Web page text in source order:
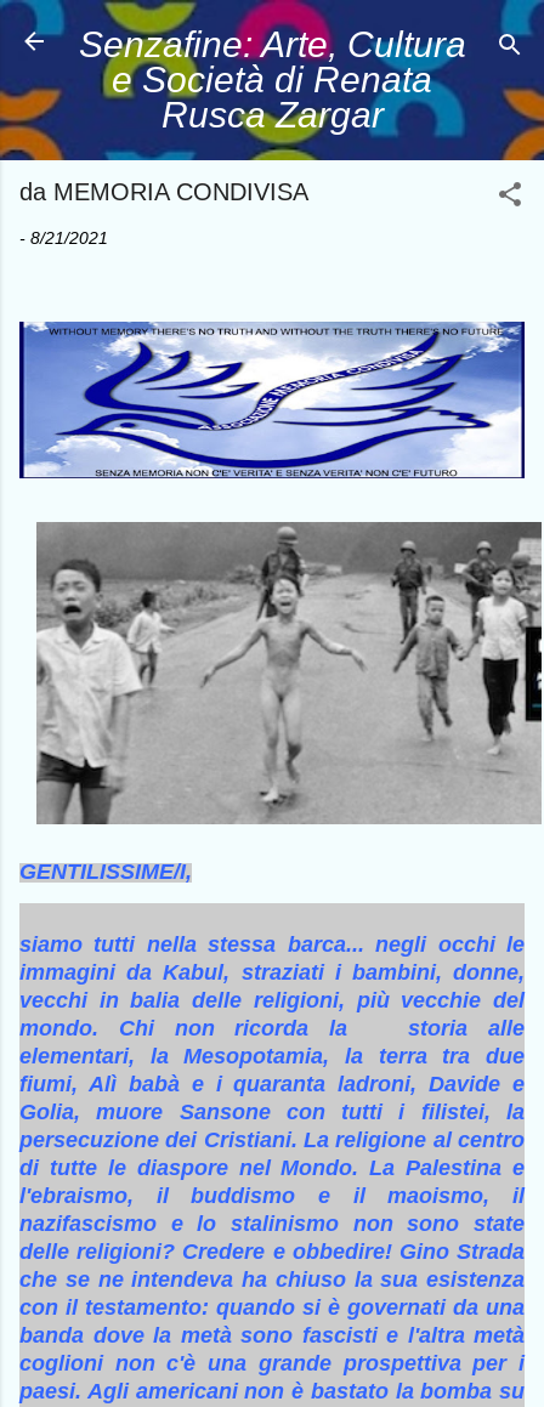
Passa ai contenuti principali
Senzafine: Arte, Cultura
e Società di Renata
Rusca Zargar
da MEMORIA CONDIVISA
- 8/21/2021
GENTILISSIME/I,
siamo tutti nella stessa barca... negli occhi le
immagini da Kabul, straziati i bambini, donne,
vecchi in balia delle religioni, più vecchie del
mondo. Chi non ricorda la storia alle
elementari, la Mesopotamia, la terra tra due
fiumi, Alì babà e i quaranta ladroni, Davide e
Golia, muore Sansone con tutti i filistei, la
persecuzione dei Cristiani. La religione al centro
di tutte le diaspore nel Mondo. La Palestina e
l'ebraismo, il buddismo e il maoismo, il
nazifascismo e lo stalinismo non sono state
delle religioni? Credere e obbedire! Gino Strada
che se ne intendeva ha chiuso la sua esistenza
con il testamento: quando si è governati da una
banda dove la metà sono fascisti e l'altra metà
coglioni non c'è una grande prospettiva per i
paesi. Agli americani non è bastato la bomba su